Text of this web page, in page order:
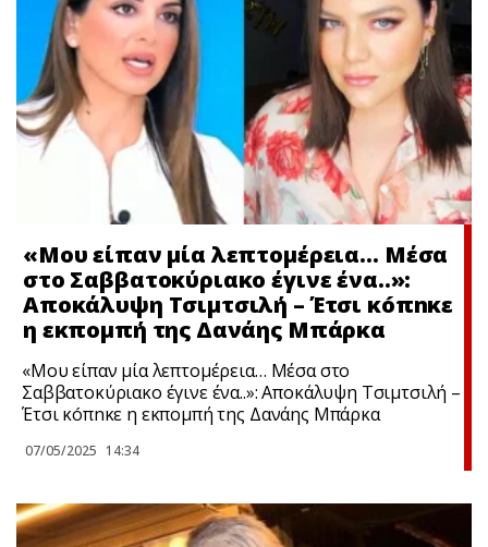
«Μου είπαν μία λεπτομέρεια… Μέσα
στο Σαββατοκύριακο έγινε ένα..»:
Απoκάλυψη Τσιμτσιλή – Έτσι κóπnκε
η εκπομπή της Δανάης Μπάρκα
«Μου είπαν μία λεπτομέρεια… Μέσα στο
Σαββατοκύριακο έγινε ένα..»: Απoκάλυψη Τσιμτσιλή –
Έτσι κóπnκε η εκπομπή της Δανάης Μπάρκα
07/05/2025 14:34